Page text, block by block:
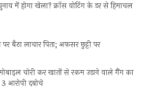
में होगा खेला? क्रॉस वोटिंग के डर से हिमाचल
बैठा लाचार पिता; अफसर छुट्टी पर
मोबाइल चोरी कर खातों से रकम उड़ाने वाले गैंग का
3 आरोपी दबोचे